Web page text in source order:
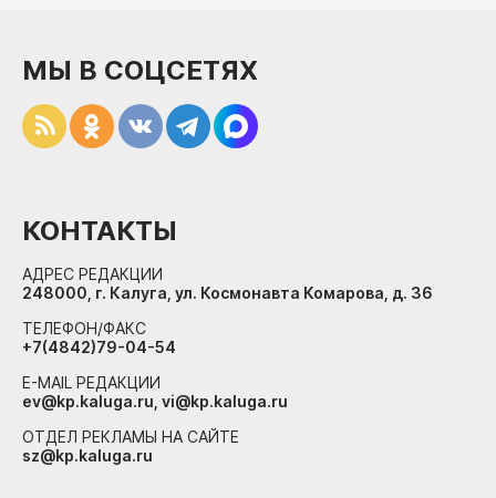
МЫ В СОЦСЕТЯХ
КОНТАКТЫ
АДРЕС РЕДАКЦИИ
248000, г. Калуга, ул. Космонавта Комарова, д. 36
ТЕЛЕФОН/ФАКС
+7(4842)79-04-54
E-MAIL РЕДАКЦИИ
ev@kp.kaluga.ru, vi@kp.kaluga.ru
ОТДЕЛ РЕКЛАМЫ НА САЙТЕ
sz@kp.kaluga.ru